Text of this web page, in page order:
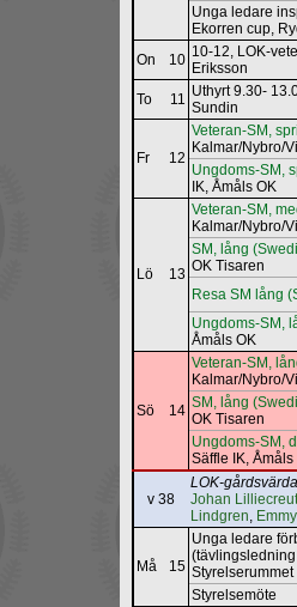
Unga ledare
Ekorren cup,
On
10 10-12, LOK-
Eriksson
To
11 Uthyrt 9.30-
Sundin
Fr 12
Veteran-SM,
Kalmar/Nybro/
Ungdoms-SM,
IK, Åmåls OK
Lö 13
Veteran-SM,
Kalmar/Nybro/
SM, lång
OK Tisaren
Resa SM lång
Ungdoms-SM,
Åmåls OK
Sö 14
Veteran-SM,
Kalmar/Nybro/
SM, lång
OK Tisaren
Ungdoms-SM,
Säffle IK,
v 38
LOK-
Johan
Lindgren,
Må 15
Unga ledare
Styrelserummet
Styrelsemöte